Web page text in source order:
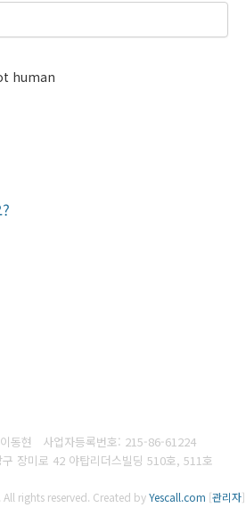
human
동현 사업자등록번호: 215-86-61224
장미로 42 야탑리더스빌딩 510호, 511호
rights reserved. Created byYescall.com [관리자]